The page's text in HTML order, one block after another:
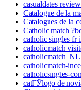
casualdates review
Catalogue de la
Catalogues de la
Catholic match
catholic singles fr
catholicmatch
catholicmatch-
catholicsingles-
catГЎlogo de